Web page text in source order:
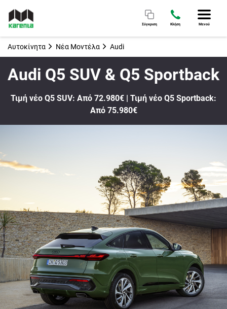
Μενού
Σύγκριση Κλήση
Αυτοκίνητα Νέα Μοντέλα Audi
Audi Q5 SUV & Q5 Sportback
Τιμή νέο Q5 SUV: Από 72.980€ | Τιμή νέο Q5 Sportback:
Από 75.980€